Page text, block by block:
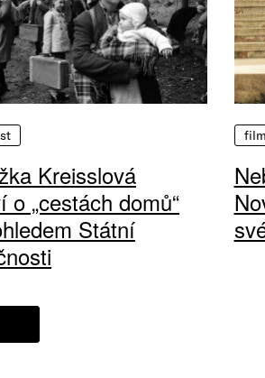
Kreisslová
o „cestách domů“
Státní
film